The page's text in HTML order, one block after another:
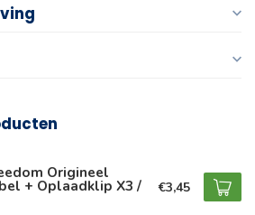
Origineel
+ Oplaadklip X3 / €3,45